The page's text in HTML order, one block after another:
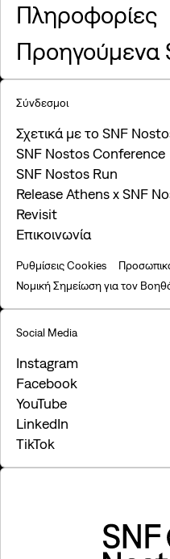
Πληροφορίες
Προηγούμενα
Σύνδεσμοι
Σχετικά με το SNF
SNF Nostos Conference
SNF Nostos Run
Release Athens x SNF
Revisit
Επικοινωνία
Ρυθμίσεις Cookies
Νομική Σημείωση για τον
Social Media
Instagram
Facebook
YouTube
LinkedIn
TikTok